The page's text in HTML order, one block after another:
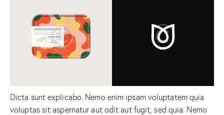
Dicta sunt explicabo. Nemo enim ipsam voluptatem quia
voluptas sit aspernatur aut odit aut fugit, sed quia. Nemo